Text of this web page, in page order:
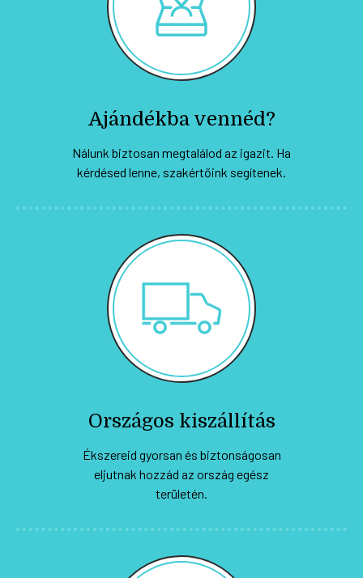
Ajándékba vennéd?
Nálunk biztosan megtalálod az igazit. Ha
kérdésed lenne, szakértőink segítenek.
Országos kiszállítás
Ékszereid gyorsan és biztonságosan
eljutnak hozzád az ország egész
területén.